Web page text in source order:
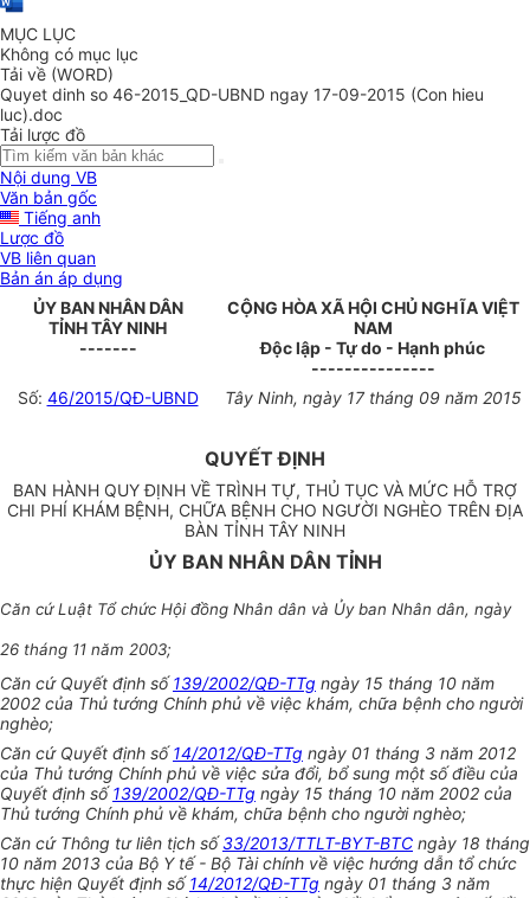
MỤC LỤC
Không có mục lục
Tải về (WORD)
Quyet dinh so 46-2015_QD-UBND ngay 17-09-2015 (Con hieu
luc).doc
Tải lược đồ
Nội dung VB
Văn bản gốc
Tiếng anh
Lược đồ
VB liên quan
Bản án áp dụng
ỦY BAN NHÂN DÂN
TỈNH TÂY NINH
-------
CỘNG HÒA XÃ HỘI CHỦ NGHĨA VIỆT
NAM
Độc lập - Tự do - Hạnh phúc
---------------
Số: 46/2015/QĐ-UBND Tây Ninh, ngày 17 tháng 09 năm 2015
QUYẾT ĐỊNH
BAN HÀNH QUY ĐỊNH VỀ TRÌNH TỰ, THỦ TỤC VÀ MỨC HỖ TRỢ
CHI PHÍ KHÁM BỆNH, CHỮA BỆNH CHO NGƯỜI NGHÈO TRÊN ĐỊA
BÀN TỈNH TÂY NINH
ỦY BAN NHÂN DÂN TỈNH
Căn cứ Luật Tổ chức Hội đồng Nhân dân và Ủy ban Nhân dân, ngày
26 tháng 11 năm 2003;
Căn cứ Quyết định số139/2002/QĐ-TTg ngày 15 tháng 10 năm
2002 của Thủ tướng Chính phủ về việc khám, chữa bệnh cho người
nghèo;
Căn cứ Quyết định số14/2012/QĐ-TTg ngày 01 tháng 3 năm 2012
của Thủ tướng Chính phủ về việc sửa đổi, bổ sung một số điều của
Quyết định số139/2002/QĐ-TTg ngày 15 tháng 10 năm 2002 của
Thủ tướng Chính phủ về khám, chữa bệnh cho người nghèo;
Căn cứ Thông tư liên tịch số33/2013/TTLT-BYT-BTC ngày 18 tháng
10 năm 2013 của Bộ Y tế - Bộ Tài chính về việc hướng dẫn tổ chức
thực hiện Quyết định số14/2012/QĐ-TTg ngày 01 tháng 3 năm